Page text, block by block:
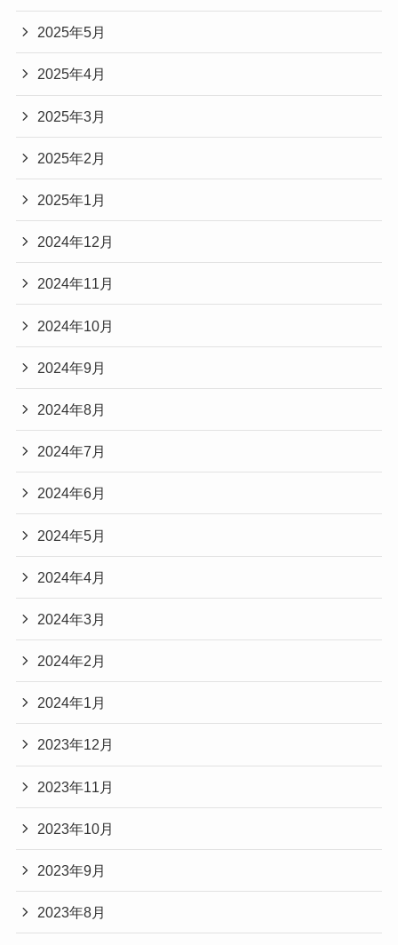
2025年5月
2025年4月
2025年3月
2025年2月
2025年1月
2024年12月
2024年11月
2024年10月
2024年9月
2024年8月
2024年7月
2024年6月
2024年5月
2024年4月
2024年3月
2024年2月
2024年1月
2023年12月
2023年11月
2023年10月
2023年9月
2023年8月